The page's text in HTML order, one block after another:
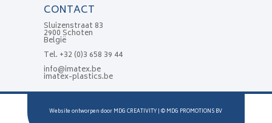
CONTACT
Sluizenstraat 83
2900 Schoten
België
Tel. +32 (0)3 658 39 44
info@imatex.be
imatex-plastics.be
Website ontworpen door MDG CREATIVITY | © MDG PROMOTIONS BV